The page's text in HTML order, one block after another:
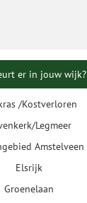
er in jouw wijk?
/Kostverloren
Legmeer
Amstelveen
Elsrijk
Groenelaan